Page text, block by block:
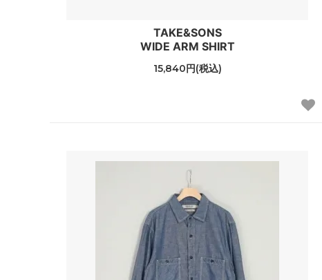
TAKE&SONS
WIDE ARM SHIRT
15,840円(税込)